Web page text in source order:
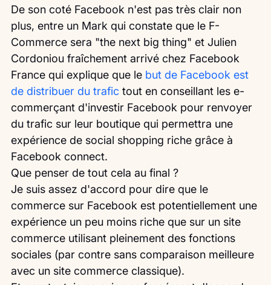
De son coté Facebook n'est pas très clair non
plus, entre un Mark qui constate que le F-
Commerce sera "the next big thing" et Julien
Cordoniou fraîchement arrivé chez Facebook
France qui explique que le but de Facebook est
de distribuer du trafic tout en conseillant les e-
commerçant d'investir Facebook pour renvoyer
du trafic sur leur boutique qui permettra une
expérience de social shopping riche grâce à
Facebook connect.
Que penser de tout cela au final ?
Je suis assez d'accord pour dire que le
commerce sur Facebook est potentiellement une
expérience un peu moins riche que sur un site
commerce utilisant pleinement des fonctions
sociales (par contre sans comparaison meilleure
avec un site commerce classique).